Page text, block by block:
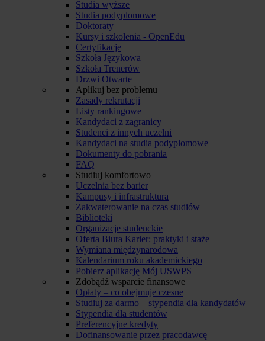
Studia wyższe
Studia podyplomowe
Doktoraty
Kursy i szkolenia - OpenEdu
Certyfikacje
Szkoła Językowa
Szkoła Trenerów
Drzwi Otwarte
Aplikuj bez problemu
Zasady rekrutacji
Listy rankingowe
Kandydaci z zagranicy
Studenci z innych uczelni
Kandydaci na studia podyplomowe
Dokumenty do pobrania
FAQ
Studiuj komfortowo
Uczelnia bez barier
Kampusy i infrastruktura
Zakwaterowanie na czas studiów
Biblioteki
Organizacje studenckie
Oferta Biura Karier: praktyki i staże
Wymiana międzynarodowa
Kalendarium roku akademickiego
Pobierz aplikację Mój USWPS
Zdobądź wsparcie finansowe
Opłaty – co obejmuje czesne
Studiuj za darmo – stypendia dla kandydatów
Stypendia dla studentów
Preferencyjne kredyty
Dofinansowanie przez pracodawcę